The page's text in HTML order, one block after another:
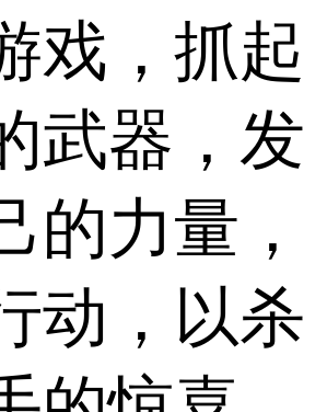
戏，抓起
武器，发
的力量，
动，以杀